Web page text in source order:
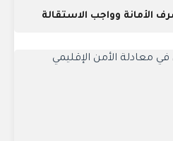
الأمانة وواجب الاستقالة